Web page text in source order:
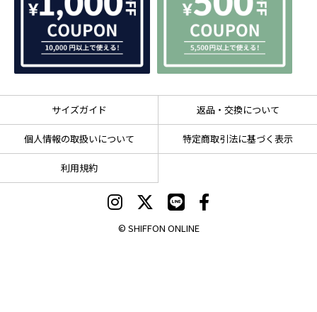
サイズガイド 返品・交換について
個人情報の取扱いについて 特定商取引法に基づく表示
利用規約
© SHIFFON ONLINE